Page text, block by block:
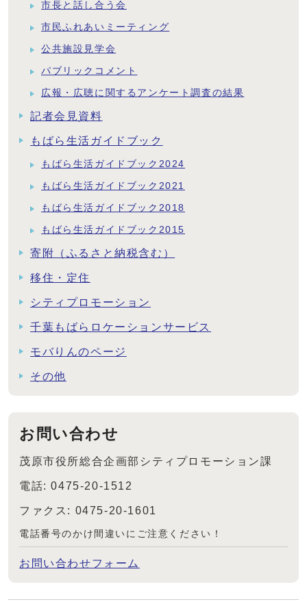
市長と話し合う会
市民ふれあいミーティング
公共施設見学会
パブリックコメント
広報・広聴に関するアンケート調査の結果
記者会見資料
もばら生活ガイドブック
もばら生活ガイドブック2024
もばら生活ガイドブック2021
もばら生活ガイドブック2018
もばら生活ガイドブック2015
寄附（ふるさと納税含む）
移住・定住
シティプロモーション
千葉もばらロケーションサービス
モバりんのページ
その他
お問い合わせ
茂原市役所総合企画部シティプロモーション課
電話: 0475-20-1512
ファクス: 0475-20-1601
電話番号のかけ間違いにご注意ください！
お問い合わせフォーム